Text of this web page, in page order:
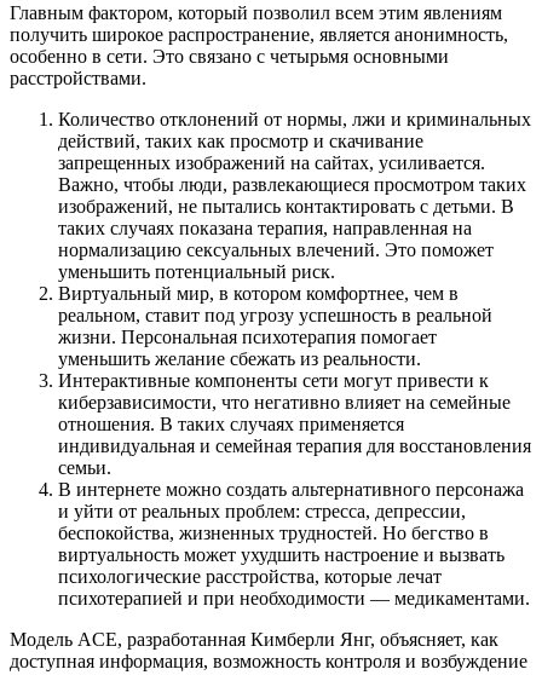
Главным фактором, который позволил всем этим явлениям
получить широкое распространение, является анонимность,
особенно в сети. Это связано с четырьмя основными
расстройствами.
Количество отклонений от нормы, лжи и криминальных
действий, таких как просмотр и скачивание
запрещенных изображений на сайтах, усиливается.
Важно, чтобы люди, развлекающиеся просмотром таких
изображений, не пытались контактировать с детьми. В
таких случаях показана терапия, направленная на
нормализацию сексуальных влечений. Это поможет
уменьшить потенциальный риск.
Виртуальный мир, в котором комфортнее, чем в
реальном, ставит под угрозу успешность в реальной
жизни. Персональная психотерапия помогает
уменьшить желание сбежать из реальности.
Интерактивные компоненты сети могут привести к
киберзависимости, что негативно влияет на семейные
отношения. В таких случаях применяется
индивидуальная и семейная терапия для восстановления
семьи.
В интернете можно создать альтернативного персонажа
и уйти от реальных проблем: стресса, депрессии,
беспокойства, жизненных трудностей. Но бегство в
виртуальность может ухудшить настроение и вызвать
психологические расстройства, которые лечат
психотерапией и при необходимости — медикаментами.
Модель ACE, разработанная Кимберли Янг, объясняет, как
доступная информация, возможность контроля и возбуждение